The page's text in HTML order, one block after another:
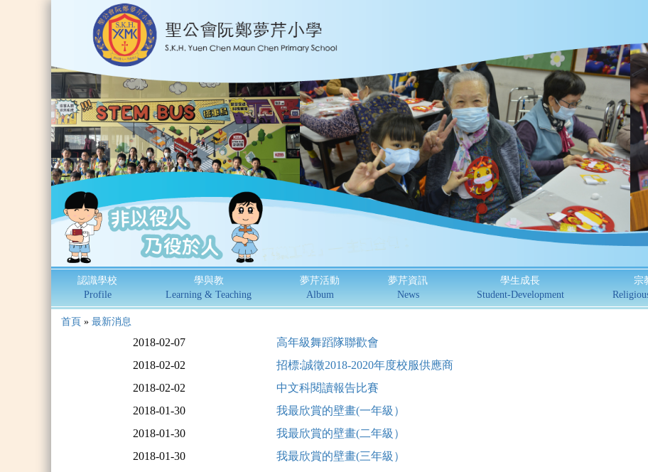
認識學校
Profile
學與教
Learning & Teaching
夢芹活動
Album
夢芹資訊
News
學生成長
Student-Development
宗
首頁 » 最新消息
2018-02-07
高年級舞蹈隊聯歡會
2018-02-02
招標:誠徵2018-2020年度校服供應商
2018-02-02
中文科閱讀報告比賽
2018-01-30
我最欣賞的壁畫(一年級）
2018-01-30
我最欣賞的壁畫(二年級）
2018-01-30
我最欣賞的壁畫(三年級）